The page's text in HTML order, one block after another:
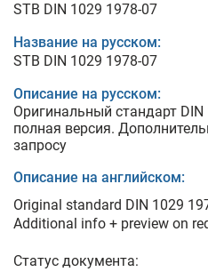
STB DIN 1029 1978-07
Название на русском:
STB DIN 1029 1978-07
Описание на русском:
Оригинальный стандарт DIN
полная версия.
запросу
Описание на английском:
Original standard DIN 1029
Additional info + preview on
Статус документа: